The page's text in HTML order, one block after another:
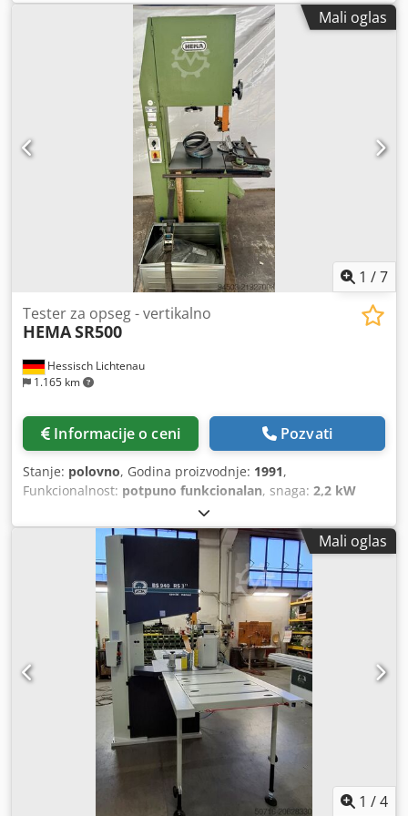
korišćena kod nas samo kratko za demonstracione svrhe,
tako da se može smatrati kao nova, sa punom garancijom /
garancijom ispravnosti. Tehničke karakteristike: - Veličina
stola: 840 x 700 mm - Visina reza: 460 mm - Širina reza:
690 mm - Nagib stola: od -5° do +45° - Dužina testere: 5120
mm - Težina: oko 400 kg - Snaga motora: 7,5 KS - Izložbena
mašina - Godina proizvodnje: 2023 Trakasta testera se
nalazi u A-5431 Kuchl i može se pregledati u bilo koje
vreme tokom naših radnih sati. Predmet prethodne
prodaje! Povezani pojmovi: trakasta testera, testere,
testera, traka Referenca: R-A0117-67 Cjdpfx Aeww
Mali oglas
1 /7
Hessisch Lichtenau
1.165 km
Tester za opseg - vertikalno
HEMASR500
Informacije o ceni Pozvati
Stanje: polovno, Godina proizvodnje: 1991,
Funkcionalnost: potpuno funkcionalan, snaga: 2,2 kW
400 V, ulazna frekvencija:
vrsta ulazne struje:trofazni, HEMA SR500 tračna testera –
industrijski kvalitet iz Nemačke Tehničke karakteristike
Proizvođač: HEMA Model: SR500 Tip mašine: vertikalna
tračna testera Prečnik točka: 500 mm Snaga motora: cca
2,2 kW Napon: 400 V Dužina testere: cca 4.080 mm Sto se
može naginjati Gornje i donje vođenje točka Precizna i
mirna industrijska konstrukcija Opis Na prodaju je HEMA
SR500 tračna testera u robusnoj industrijskoj izvedbi.
Mašina je izuzetno pogodna za precizno sečenje drveta,
plastike i sličnih materijala. Zahvaljujući stabilnoj
konstrukciji i visokokvalitetnom vođenju točka, tračna
testera obezbeđuje miran rad i tačne rezultate sečenja.
HEMA SR500 je idealna za stolarske radionice, bravarske
radionice, škole ili zahtevnije zanatske radionice. Naginjući
radni sto omogućava fleksibilnu upotrebu za ravne i
Mali oglas
1 /4